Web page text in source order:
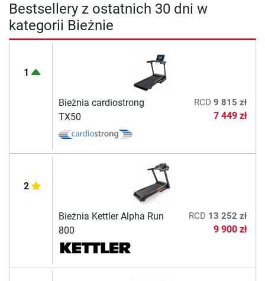
Bestsellery z ostatnich 30 dni w
kategorii Bieżnie
1
Bieżnia cardiostrong
TX50
RCD 9 815 zł
7 449 zł
2
Bieżnia Kettler Alpha Run
800
RCD 13 252 zł
9 900 zł